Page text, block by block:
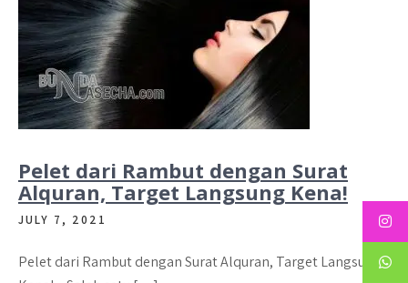
Pelet dari Rambut dengan Surat
Alquran, Target Langsung Kena!
JULY 7, 2021
Pelet dari Rambut dengan Surat Alquran, Target Langsung